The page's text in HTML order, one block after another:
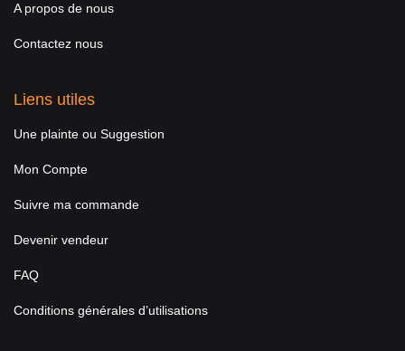
A propos de nous
Contactez nous
Liens utiles
Une plainte ou Suggestion
Mon Compte
Suivre ma commande
Devenir vendeur
FAQ
Conditions générales d’utilisations